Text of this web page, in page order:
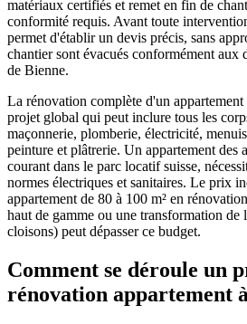
matériaux certifiés et remet en fin de
conformité requis. Avant toute
permet d'établir un devis précis, sans
chantier sont évacués conformément aux
de Bienne.
La rénovation complète d'un appartement
projet global qui peut inclure tous les
maçonnerie, plomberie, électricité,
peinture et plâtrerie. Un appartement des
courant dans le parc locatif suisse,
normes électriques et sanitaires. Le prix
appartement de 80 à 100 m² en
haut de gamme ou une transformation de
cloisons) peut dépasser ce budget.
Comment se déroule un
rénovation appartement